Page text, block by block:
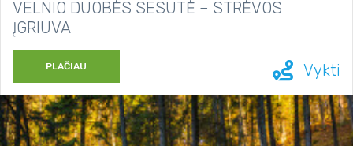
VELNIO DUOBĖS SESUTĖ – STRĖVOS
ĮGRIUVA
PLAČIAU Vykti